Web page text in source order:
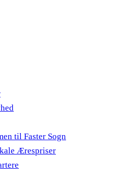
til Faster Sogn
Ærespriser